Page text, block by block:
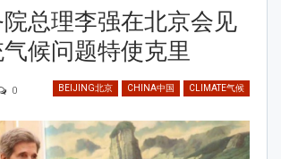
总理李强在北京会见
候问题特使克里
BEIJING北京 CHINA中国 CLIMATE气候
0